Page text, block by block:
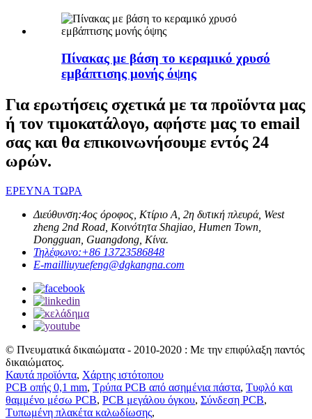
Πίνακας με βάση το κεραμικό χρυσό
εμβάπτισης μονής όψης
Για ερωτήσεις σχετικά με τα προϊόντα μας
ή τον τιμοκατάλογο, αφήστε μας το email
σας και θα επικοινωνήσουμε εντός 24
ωρών.
ΕΡΕΥΝΑ ΤΩΡΑ
Διεύθυνση:4ος όροφος, Κτίριο Α, 2η δυτική πλευρά, West
zheng 2nd Road, Κοινότητα Shajiao, Humen Town,
Dongguan, Guangdong, Κίνα.
Τηλέφωνο:+86 13723586848
E-mailliuyuefeng@dgkangna.com
© Πνευματικά δικαιώματα - 2010-2020 : Με την επιφύλαξη παντός
δικαιώματος.
Καυτά προϊόντα, Χάρτης ιστότοπου
PCB οπής 0,1 mm, Τρύπα PCB από ασημένια πάστα, Τυφλό και
θαμμένο μέσω PCB, PCB μεγάλου όγκου, Σύνδεση PCB,
Τυπωμένη πλακέτα καλωδίωσης,